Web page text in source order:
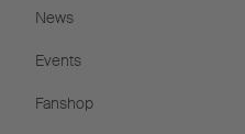
News
Events
Fanshop